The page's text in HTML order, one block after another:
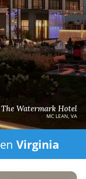
The Watermark Hotel
MC LEAN, VA
en Virginia